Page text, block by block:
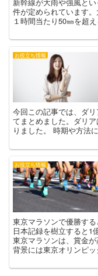
件が定められています
１時間当たり50㎜を超
お役立ち情報
今回この記事では、ダ
てまとめました。ダリ
りました。 時期や方法
お役立ち情報
東京マラソンで優勝する
日本記録を樹立すると1
東京マラソンは、賞金
背景には東京オリンピッ